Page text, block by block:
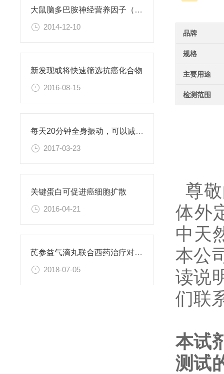
大鼠脑多巴胺神经营养因子（CDNF）ELISA试剂盒
2014-12-10
新发现或将快速筛选抗癌化合物
2016-08-15
每天20分钟全身振动，可以减肥、对抗糖尿病
2017-03-23
关键蛋白可促进癌细胞扩散
2016-04-21
芪参益气滴丸联合西药治疗对稳定型心绞痛患者血清抵抗素水平的影响
2018-07-05
品牌
规格
主要用途
检测范围
尊
体外
中天
本公
读说
们联
本试
测试